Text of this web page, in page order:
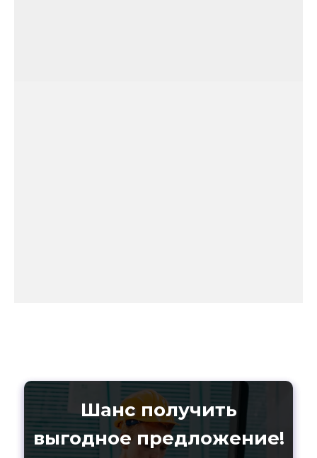
Шанс получить
выгодное предложение!